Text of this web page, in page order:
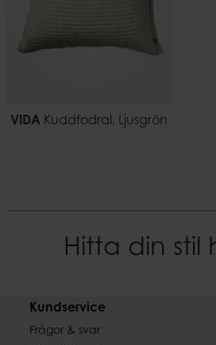
VIDA Kuddfodral, Ljusgrön
Hitta din stil
Kundservice
Frågor & svar